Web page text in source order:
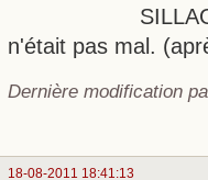
SILLAGE de
n'était pas mal.
Dernière modification
18-08-2011 18:41:13